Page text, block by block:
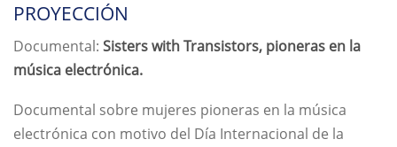
PROYECCIÓN
Documental: Sisters with Transistors, pioneras en la
música electrónica.
Documental sobre mujeres pioneras en la música
electrónica con motivo del Día Internacional de la